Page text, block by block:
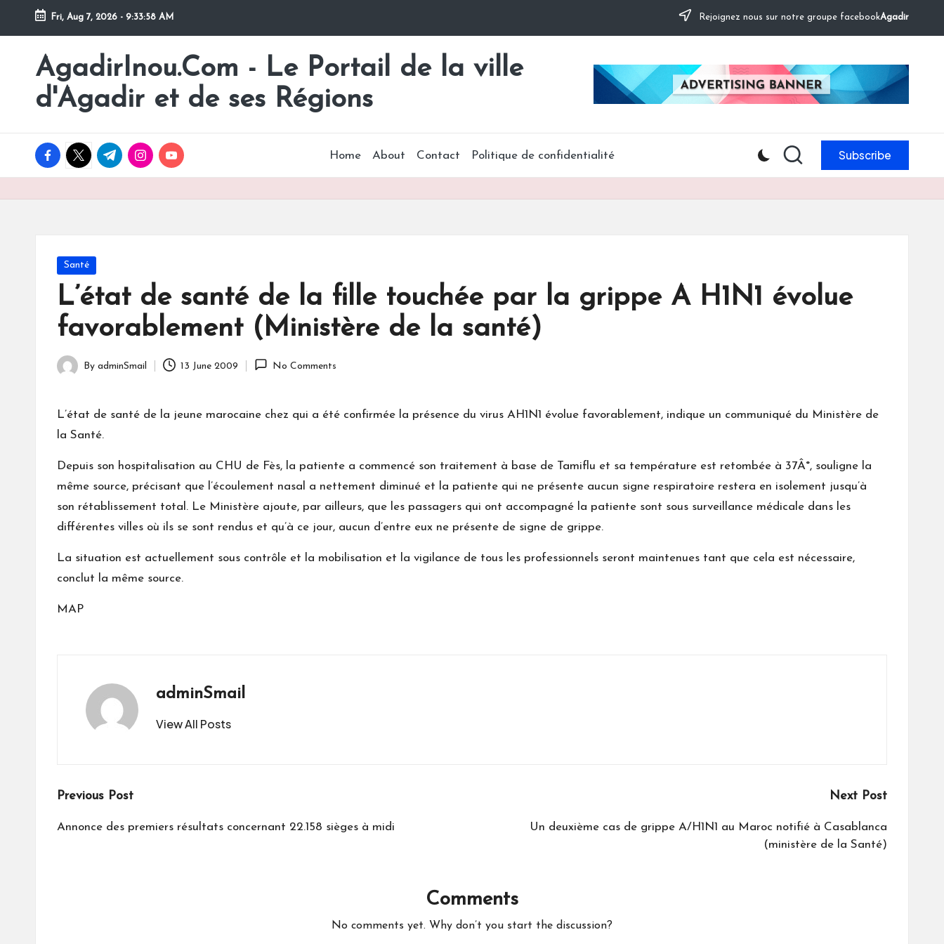
Skip
content
Fri, Aug 7, 2026 - 9:33:59 AM Rejoignez nous sur notre groupe facebookAgadir
AgadirInou.Com - Le Portail de la ville
d'Agadir et de ses Régions
Toute
l'actualité
de
d'Agadir
facebook.com
twitter.com
t.me instagram.com
youtube.com Home About Contact Politique de confidentialité Subscribe
Posted
in
Santé
L’état de santé de la fille touchée par la grippe A H1N1 évolue
favorablement (Ministère de la santé)
Posted
By adminSmail 13 June 2009 No Comments
L’état de santé de la jeune marocaine chez qui a été confirmée la présence du virus AH1N1 évolue favorablement, indique un communiqué du Ministère de
la Santé.
Depuis son hospitalisation au CHU de Fès, la patiente a commencé son traitement à base de Tamiflu et sa température est retombée à 37Â°, souligne la
même source, précisant que l’écoulement nasal a nettement diminué et la patiente qui ne présente aucun signe respiratoire restera en isolement jusqu’à
son rétablissement total. Le Ministère ajoute, par ailleurs, que les passagers qui ont accompagné la patiente sont sous surveillance médicale dans les
différentes villes où ils se sont rendus et qu’à ce jour, aucun d’entre eux ne présente de signe de grippe.
La situation est actuellement sous contrôle et la mobilisation et la vigilance de tous les professionnels seront maintenues tant que cela est nécessaire,
conclut la même source.
MAP
adminSmail
View All Posts
Post
navigation
Previous Post
Annonce des premiers résultats concernant 22.158 sièges à midi
Next Post
Un deuxième cas de grippe A/H1N1 au Maroc notifié à Casablanca
(ministère de la Santé)
Comments
No comments yet. Why don’t you start the discussion?